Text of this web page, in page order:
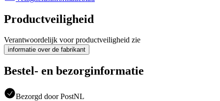
Productveiligheid
Verantwoordelijk voor productveiligheid zie
informatie over de fabrikant
Bestel- en bezorginformatie
Bezorgd door PostNL